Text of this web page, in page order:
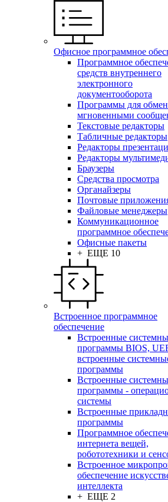
Офисное программное
Программное
средств внутреннего
электронного
документооборота
Программы для
мгновенными
Текстовые редакторы
Табличные редакторы
Редакторы
Редакторы
Браузеры
Средства просмотра
Органайзеры
Почтовые
Файловые менеджеры
Коммуникационное
программное
Офисные пакеты
+ ЕЩЕ 10
Встроенное программное
обеспечение
Встроенные
программы BIOS,
встроенные
программы
Встроенные
программы -
системы
Встроенные
программы
Программное
интернета вещей,
робототехники и
Встроенное
обеспечение
интеллекта
+ ЕЩЕ 2